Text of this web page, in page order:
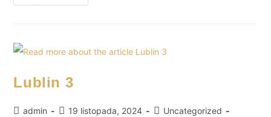
Lublin 3
admin 19 listopada, 2024
Uncategorized